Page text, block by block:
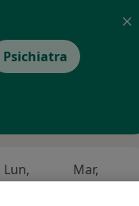
Psichiatra
Lun,
10 Ago
Mar,
11 Ago